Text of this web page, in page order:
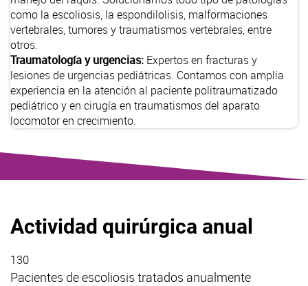
como la escoliosis, la espondilolisis, malformaciones
vertebrales, tumores y traumatismos vertebrales, entre
otros.
Traumatología y urgencias: Expertos en fracturas y
lesiones de urgencias pediátricas. Contamos con amplia
experiencia en la atención al paciente politraumatizado
pediátrico y en cirugía en traumatismos del aparato
locomotor en crecimiento.
Actividad quirúrgica anual
130
Pacientes de escoliosis tratados anualmente